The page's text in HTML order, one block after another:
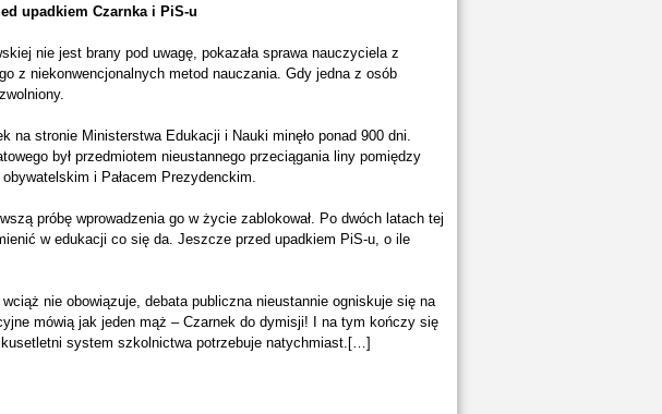
upadkiem Czarnka i PiS-u
nie jest brany pod uwagę, pokazała sprawa nauczyciela z
z niekonwencjonalnych metod nauczania. Gdy jedna z osób
na stronie Ministerstwa Edukacji i Nauki minęło ponad 900 dni.
był przedmiotem nieustannego przeciągania liny pomiędzy
i Pałacem Prezydenckim.
próbę wprowadzenia go w życie zablokował. Po dwóch latach tej
w edukacji co się da. Jeszcze przed upadkiem PiS-u, o ile
nie obowiązuje, debata publiczna nieustannie ogniskuje się na
mówią jak jeden mąż – Czarnek do dymisji! I na tym kończy się
system szkolnictwa potrzebuje natychmiast.[…]